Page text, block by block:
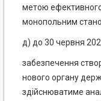
метою
монопольним
д) до 30 червня
забезпечення
нового органу
здійснюватиме